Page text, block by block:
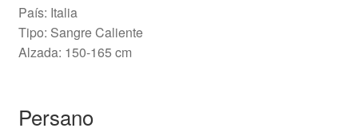
País: Italia
Tipo: Sangre Caliente
Alzada: 150-165 cm
Persano